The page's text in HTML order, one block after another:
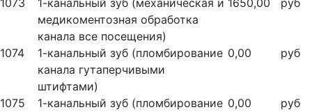
1073
1-канальный зуб (механическая и
медикоментозная обработка
канала все посещения)
1650,00 руб
1074
1-канальный зуб (пломбирование
канала гутаперчивыми
штифтами)
0,00 руб
1075
1-канальный зуб (пломбирование 0,00 руб